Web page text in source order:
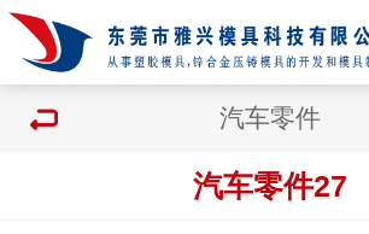
汽车零件
汽车零件27